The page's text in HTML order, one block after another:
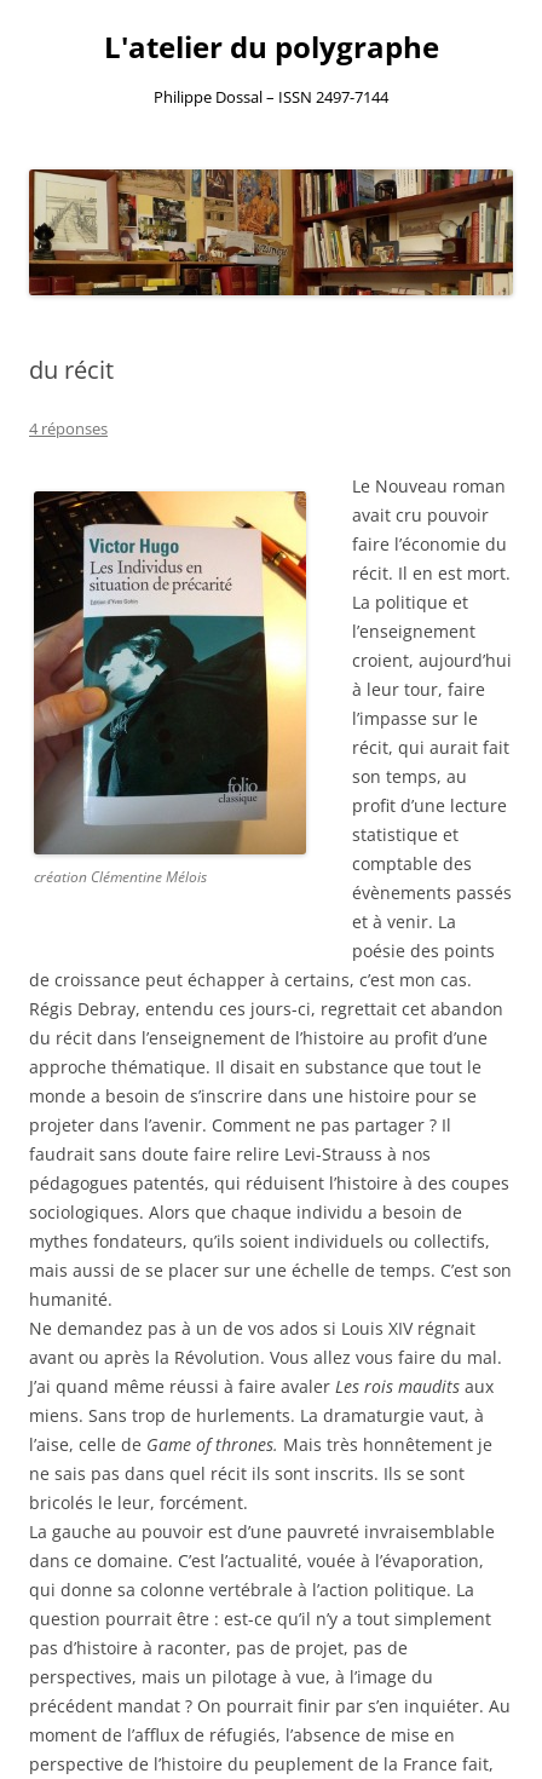
L'atelier du polygraphe
Philippe Dossal – ISSN 2497-7144
au
contenu
du récit
4 réponses
création Clémentine Mélois
Le Nouveau roman
avait cru pouvoir
faire l’économie du
récit. Il en est mort.
La politique et
l’enseignement
croient, aujourd’hui
à leur tour, faire
l’impasse sur le
récit, qui aurait fait
son temps, au
profit d’une lecture
statistique et
comptable des
évènements passés
et à venir. La
poésie des points
de croissance peut échapper à certains, c’est mon cas.
Régis Debray, entendu ces jours-ci, regrettait cet abandon
du récit dans l’enseignement de l’histoire au profit d’une
approche thématique. Il disait en substance que tout le
monde a besoin de s’inscrire dans une histoire pour se
projeter dans l’avenir. Comment ne pas partager ? Il
faudrait sans doute faire relire Levi-Strauss à nos
pédagogues patentés, qui réduisent l’histoire à des coupes
sociologiques. Alors que chaque individu a besoin de
mythes fondateurs, qu’ils soient individuels ou collectifs,
mais aussi de se placer sur une échelle de temps. C’est son
humanité.
Ne demandez pas à un de vos ados si Louis XIV régnait
avant ou après la Révolution. Vous allez vous faire du mal.
J’ai quand même réussi à faire avaler Les rois maudits aux
miens. Sans trop de hurlements. La dramaturgie vaut, à
l’aise, celle de Game of thrones. Mais très honnêtement je
ne sais pas dans quel récit ils sont inscrits. Ils se sont
bricolés le leur, forcément.
La gauche au pouvoir est d’une pauvreté invraisemblable
dans ce domaine. C’est l’actualité, vouée à l’évaporation,
qui donne sa colonne vertébrale à l’action politique. La
question pourrait être : est-ce qu’il n’y a tout simplement
pas d’histoire à raconter, pas de projet, pas de
perspectives, mais un pilotage à vue, à l’image du
précédent mandat ? On pourrait finir par s’en inquiéter. Au
moment de l’afflux de réfugiés, l’absence de mise en
perspective de l’histoire du peuplement de la France fait,